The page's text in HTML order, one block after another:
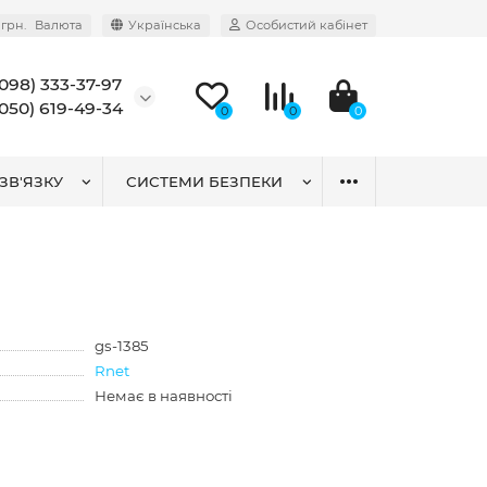
грн. Валюта Українська Особистий кабінет
333-37-97
619-49-34
0 0 0
СИСТЕМИ БЕЗПЕКИ
gs-1385
Rnet
Немає в наявності